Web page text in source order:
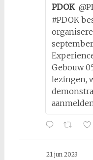
PDOK
#PDOK
september
Gebouw
lezingen,
21 jun 2023